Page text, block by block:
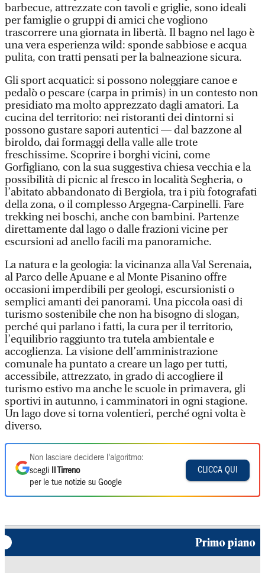
barbecue, attrezzate con tavoli e griglie, sono ideali
per famiglie o gruppi di amici che vogliono
trascorrere una giornata in libertà. Il bagno nel lago è
una vera esperienza wild: sponde sabbiose e acqua
pulita, con tratti pensati per la balneazione sicura.
Gli sport acquatici: si possono noleggiare canoe e
pedalò o pescare (carpa in primis) in un contesto non
presidiato ma molto apprezzato dagli amatori. La
cucina del territorio: nei ristoranti dei dintorni si
possono gustare sapori autentici — dal bazzone al
biroldo, dai formaggi della valle alle trote
freschissime. Scoprire i borghi vicini, come
Gorfigliano, con la sua suggestiva chiesa vecchia e la
possibilità di picnic al fresco in località Segheria, o
l’abitato abbandonato di Bergiola, tra i più fotografati
della zona, o il complesso Argegna-Carpinelli. Fare
trekking nei boschi, anche con bambini. Partenze
direttamente dal lago o dalle frazioni vicine per
escursioni ad anello facili ma panoramiche.
La natura e la geologia: la vicinanza alla Val Serenaia,
al Parco delle Apuane e al Monte Pisanino offre
occasioni imperdibili per geologi, escursionisti o
semplici amanti dei panorami. Una piccola oasi di
turismo sostenibile che non ha bisogno di slogan,
perché qui parlano i fatti, la cura per il territorio,
l’equilibrio raggiunto tra tutela ambientale e
accoglienza. La visione dell’amministrazione
comunale ha puntato a creare un lago per tutti,
accessibile, attrezzato, in grado di accogliere il
turismo estivo ma anche le scuole in primavera, gli
sportivi in autunno, i camminatori in ogni stagione.
Un lago dove si torna volentieri, perché ogni volta è
diverso.
Non lasciare decidere l'algoritmo:
scegli
Il Tirreno
per le tue notizie su Google
CLICCA QUI
Primo piano